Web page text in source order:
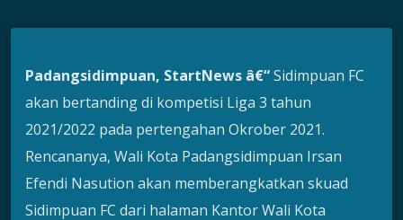
Padangsidimpuan, StartNews â€“Sidimpuan FC
akan bertanding di kompetisi Liga 3 tahun
2021/2022 pada pertengahan Okrober 2021.
Rencananya, Wali Kota Padangsidimpuan Irsan
Efendi Nasution akan memberangkatkan skuad
Sidimpuan FC dari halaman Kantor Wali Kota